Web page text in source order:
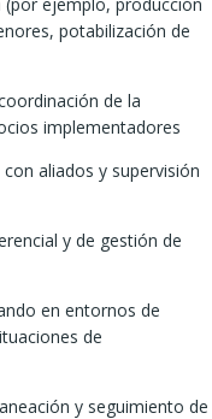
potabilización de
de la
implementadores
aliados y supervisión
y de gestión de
en entornos de
de
y seguimiento de